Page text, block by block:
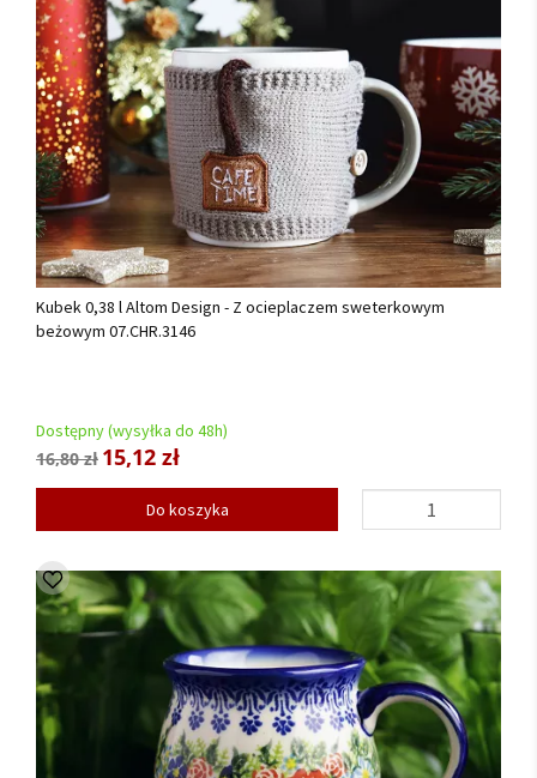
Kubek 0,38 l Altom Design - Z ocieplaczem sweterkowym
beżowym 07.CHR.3146
Dostępny (wysyłka do 48h)
16,80 zł 15,12 zł
Do koszyka